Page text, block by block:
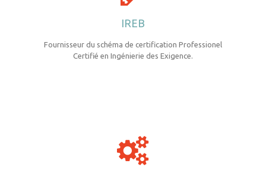
IREB
Fournisseur du schéma de certification Professionel
Certifié en Ingénierie des Exigence.